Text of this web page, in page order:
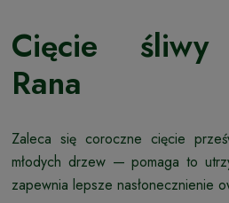
Cięcie śliwy
Rana
Zaleca się coroczne cięcie
młodych drzew — pomaga to
zapewnia lepsze nasłonecznienie